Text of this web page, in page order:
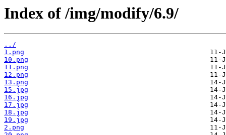
Index of /img/modify/6.9/
../
1.png
10.png
11.png
12.png
13.png
15.jpg
16.jpg
17.jpg
18.jpg
19.jpg
2.png